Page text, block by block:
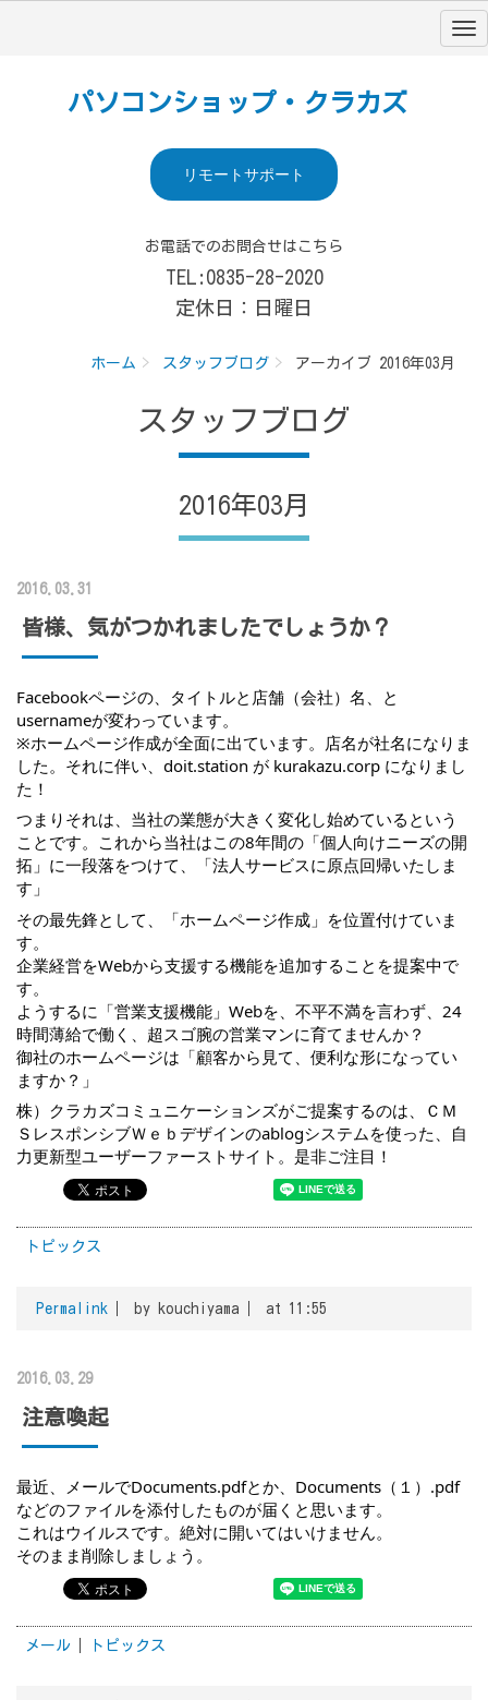
パソコンショップ・クラカズ
リモートサポート
お電話でのお問合せはこちら
TEL:0835-28-2020
定休日：日曜日
ホーム スタッフブログ アーカイブ 2016年03月
スタッフブログ
2016年03月
2016.03.31
皆様、気がつかれましたでしょうか？
Facebookページの、タイトルと店舗（会社）名、と
usernameが変わっています。
※ホームページ作成が全面に出ています。店名が社名になりま
した。それに伴い、doit.station が kurakazu.corp になりまし
た！
つまりそれは、当社の業態が大きく変化し始めているという
ことです。これから当社はこの8年間の「個人向けニーズの開
拓」に一段落をつけて、「法人サービスに原点回帰いたしま
す」
その最先鋒として、「ホームページ作成」を位置付けていま
す。
企業経営をWebから支援する機能を追加することを提案中で
す。
ようするに「営業支援機能」Webを、不平不満を言わず、24
時間薄給で働く、超スゴ腕の営業マンに育てませんか？
御社のホームページは「顧客から見て、便利な形になってい
ますか？」
株）クラカズコミュニケーションズがご提案するのは、ＣＭ
ＳレスポンシブＷｅｂデザインのablogシステムを使った、自
力更新型ユーザーファーストサイト。是非ご注目！
トピックス
Permalink by kouchiyama at 11:55
2016.03.29
注意喚起
最近、メールでDocuments.pdfとか、Documents（１）.pdf
などのファイルを添付したものが届くと思います。
これはウイルスです。絶対に開いてはいけません。
そのまま削除しましょう。
メール トピックス